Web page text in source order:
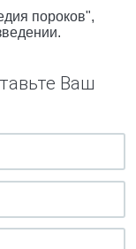
пороков",
Ваш